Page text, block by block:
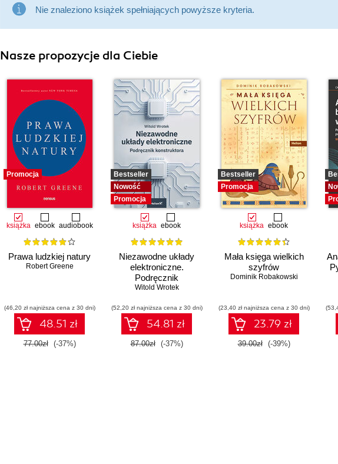
Nie znaleziono książek spełniających powyższe kryteria.
Nasze propozycje dla Ciebie
Promocja
książka ebook audiobook
Prawa ludzkiej natury
Robert Greene
(46,20 zł najniższa cena z 30 dni)
48.51 zł
77.00zł (-37%)
Bestseller
Nowość
Promocja
książka ebook
Niezawodne układy
elektroniczne.
Podręcznik
konstruktora
Witold Wrotek
(52,20 zł najniższa cena z 30 dni)
54.81 zł
87.00zł (-37%)
Bestseller
Promocja
książka ebook
Mała księga wielkich
szyfrów
Dominik Robakowski
(23,40 zł najniższa cena z 30 dni)
23.79 zł
39.00zł (-39%)